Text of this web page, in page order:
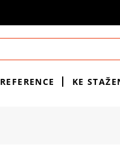
REFERENCE KE